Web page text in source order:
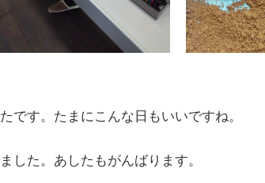
です。たまにこんな日もいいですね。
した。あしたもがんばります。